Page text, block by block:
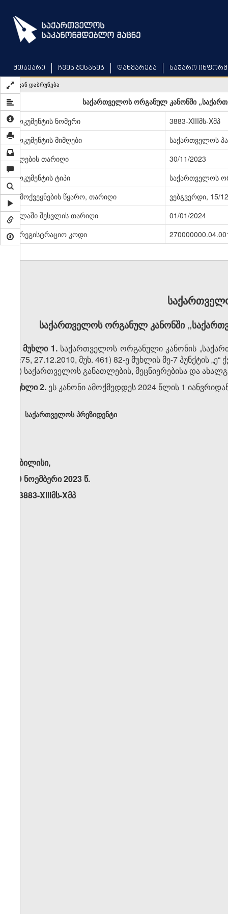
main
content
მთავარი ჩვენ შესახებ დახმარება საჯარო
უკან დაბრუნება
საქართველოს ორგანულ კანონში
დოკუმენტის ნომერი
3883-XIIIმს-Xმპ
დოკუმენტის მიმღები
საქართველოს
მიღების თარიღი
30/11/2023
დოკუმენტის ტიპი
საქართველოს
გამოქვეყნების წყარო, თარიღი
ვებგვერდი, 15/
ძალაში შესვლის თარიღი
01/01/2024
სარეგისტრაციო კოდი
საქართველოს ორგანულ კანონში
მუხლი 1.საქართველოს ორგანული კანონის
№75, 27.12.2010, მუხ. 461) 82-ე მუხლის მე-7 პუნქტის
„ე) საქართველოს განათლების, მეცნიერებისა და
მუხლი 2. ეს კანონი ამოქმედდეს 2024 წლის 1
საქართველოს პრეზიდენტი
თბილისი,
30 ნოემბერი 2023 წ.
N3883-XIIIმს-Xმპ